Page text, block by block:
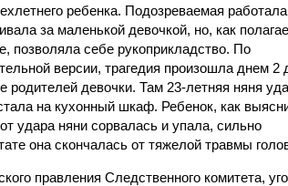
ребенка. Подозреваемая
за маленькой девочкой, но, как
позволяла себе рукоприкладство. По
версии, трагедия произошла днем 2
родителей девочки. Там 23-летняя няня
на кухонный шкаф. Ребенок, как
удара няни сорвалась и упала, сильно
она скончалась от тяжелой травмы
правления Следственного комитета,